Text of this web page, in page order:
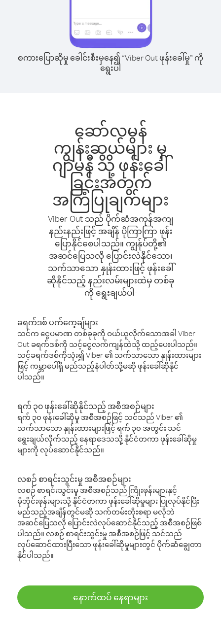
စကားပြောဆိုမှု ခေါင်းစီးမှနေ၍ “Viber Out ဖုန်းခေါ်မှု” ကို
ရွေးပါ
ဆော်လမွန်
ကျွန်းဆွယ်များ မှ
ဂျာမနီ သို့ ဖုန်းခေါ်
ခြင်းအတွက်
အကြံပြုချက်များ
Viber Out သည် ပိုက်ဆံအကုန်အကျ
နည်းနည်းဖြင့် အချိန် ပိုကြာကြာ ဖုန်း
ပြောနိုင်စေပါသည်။ ကျွန်ုပ်တို့၏
အဆင်ပြေသလို ပြောင်းလဲနိုင်သော၊
သက်သာသော နှုန်းထားဖြင့် ဖုန်းခေါ်
ဆိုနိုင်သည့် နည်းလမ်းများထဲမှ တစ်ခု
ကို ရွေးချယ်ပါ-
ခရက်ဒစ် ပက်ကေ့ချ်များ
သင်က ငွေပမာဏ တစ်ခုခုကို ဝယ်ယူလိုက်သောအခါ Viber
Out ခရက်ဒစ်ကို သင့်ငွေလက်ကျန်ထဲသို့ ထည့်ပေးပါသည်။
သင့်ခရက်ဒစ်ကိုသုံး၍ Viber ၏ သက်သာသော နှုန်းထားများ
ဖြင့် ကမ္ဘာပေါ်ရှိ မည်သည့်နံပါတ်သို့မဆို ဖုန်းခေါ်ဆိုနိုင်
ပါသည်။
ရက် ၃၀ ဖုန်းခေါ်ဆိုနိုင်သည့် အစီအစဉ်များ
ရက် ၃၀ ဖုန်းခေါ်ဆိုမှု အစီအစဉ်ဖြင့် သင်သည် Viber ၏
သက်သာသော နှုန်းထားများဖြင့် ရက် ၃၀ အတွင်း သင်
ရွေးချယ်လိုက်သည့် နေရာဒေသသို့ နိုင်ငံတကာ ဖုန်းခေါ်ဆိုမှု
များကို လုပ်ဆောင်နိုင်သည်။
လစဉ် စာရင်းသွင်းမှု အစီအစဉ်များ
လစဉ် စာရင်းသွင်းမှု အစီအစဉ်သည် ကြိုးဖုန်းများနှင့်
မိုဘိုင်းဖုန်းများသို့ နိုင်ငံတကာ ဖုန်းခေါ်ဆိုမှုများ ပြုလုပ်နိုင်ပြီး
မည်သည့်အချိန်တွင်မဆို သက်တမ်းတိုးစရာ မလိုဘဲ
အဆင်ပြေသလို ပြောင်းလဲလုပ်ဆောင်နိုင်သည့် အစီအစဉ်ဖြစ်
ပါသည်။ လစဉ် စာရင်းသွင်းမှု အစီအစဉ်ဖြင့် သင်သည်
လုပ်ဆောင်ထားပြီးသော ဖုန်းခေါ်ဆိုမှုများတွင် ပိုက်ဆံချွေတာ
နိုင်ပါသည်။
နောက်ထပ် နေရာများ